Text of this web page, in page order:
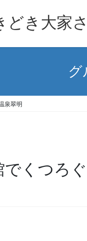
き大家さ
グ
泉翠明
くつろ